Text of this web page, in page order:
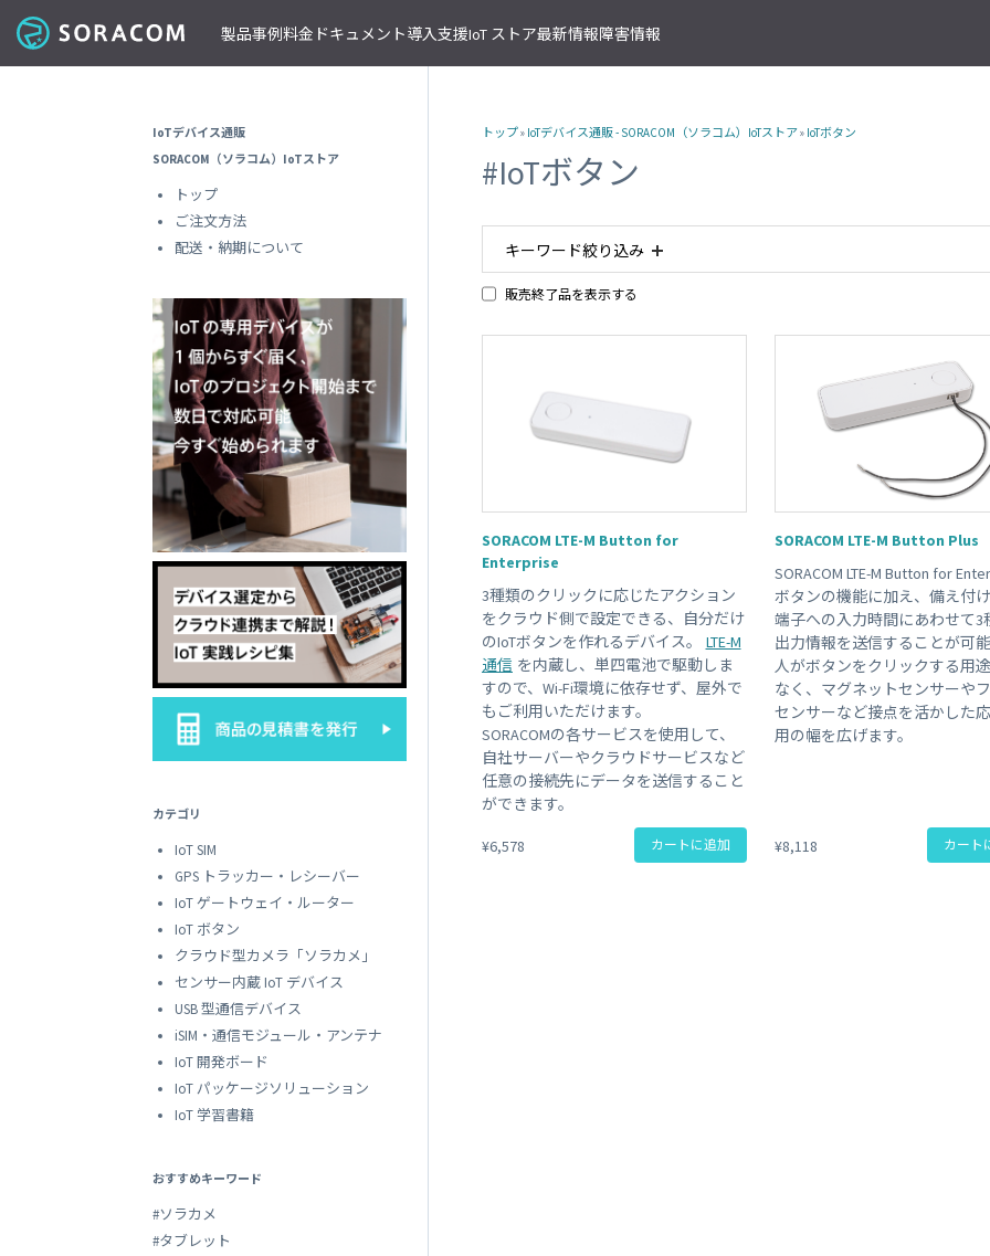
製品事例料金 ドキュメント導入支援IoT ストア最新情報障害情報
SORACOM Air for セルラー
セキュアリンクサービス
SORACOM Arc
SORACOM 認定デバイス
動作確認済みモジュール一覧
専用ネットワークゲートウェイ
SORACOM Canal
専用線接続
SORACOM Direct
仮想専用線接続
デバイスLAN接続
SORACOM Junction
オンデマンドリモートアクセス
SORACOM Endorse
SORACOM Funnel
データ収集・蓄積
デバイス管理
SORACOM Inventory
セキュアプロビジョニング
ダッシュボード作成/共有
SORACOM Orbit
メディア転送
SORACOM Relay
ローコード IoT アプリケーシ
ー
SORACOM Flux
データ分析基盤
SORACOM Query
B to B
データ見える化
遠隔監視/制御
すべての導入事例を見る
課金体系
料金見積りツール/見積書作成
SORACOM ユーザーサイト
ガイドライン
資料ダウンロード一覧
ソラコムのパートナーとは
インテグレーションパートナー
ソリューションパートナー
ソラコムのパートナーになる
パートナープログラムについて
お客様と一緒に IoT プロジェクト
デバイス開発～量産のプロセスを
ソラコムのサポート
サポートプラン
診断機能
監査ログ
SORACOM IoT ストア
ご注文方法
配送について
おすすめの IoT デバイス
ビーコン対応 GPS トラッカー GW
1台で GPS と BLE ゲートウェイの2役
GPS マルチユニット
おてがる可視化デバイス
LTE-M Button for Enterprise
クラウド接続 IoT ボタン
LTE-M Button Plus
接点端子付き IoT ボタン
IoT 開発ボード
クラウド型カメラ「ソラカメ
セミナー・イベント開催情報
プレスルーム
サービス更新情報
SORACOM Status Dashboard
株式会社ソラコム Facebook
企業情報
トップ» IoTデバイス通販 - SORACOM（ソラコム）IoTストア» IoTボタン
#IoTボタン
キーワード絞り込み
販売終了品を表示する
SORACOM LTE-M Button for
Enterprise
3種類のクリックに応じたアクション
をクラウド側で設定できる、自分だけ
のIoTボタンを作れるデバイス。
LTE-M
通信 を内蔵し、単四電池で駆動しま
すので、Wi-Fi環境に依存せず、屋外で
もご利用いただけます。
SORACOMの各サービスを使用して、
自社サーバーやクラウドサービスなど
任意の接続先にデータを送信すること
ができます。
¥6,578 カートに追加
SORACOM LTE-M Button Plus
SORACOM LTE-M Button for
ボタンの機能に加え、備え付
端子への入力時間にあわせて3
出力情報を送信することが可
人がボタンをクリックする用
なく、マグネットセンサーや
センサーなど接点を活かした
用の幅を広げます。
¥8,118 カート
IoTデバイス通販
SORACOM（ソラコム）IoTストア
トップ
ご注文方法
配送・納期について
カテゴリ
IoT SIM
GPS トラッカー・レシーバー
IoT ゲートウェイ・ルーター
IoT ボタン
クラウド型カメラ「ソラカメ」
センサー内蔵 IoT デバイス
USB 型通信デバイス
iSIM・通信モジュール・アンテナ
IoT 開発ボード
IoT パッケージソリューション
IoT 学習書籍
おすすめキーワード
#ソラカメ
#タブレット